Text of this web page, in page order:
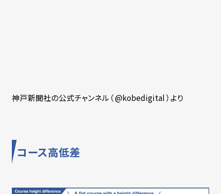
神戸新聞社の公式チャンネル（ @kobedigital ）より
コース高低差